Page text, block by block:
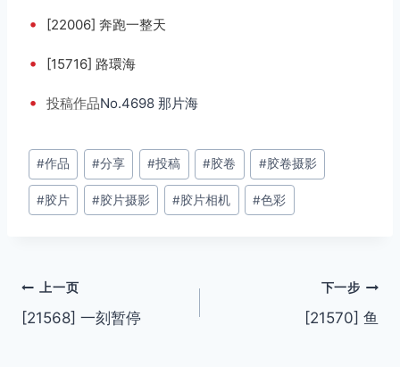
• [22006] 奔跑一整天
• [15716] 路環海
• 投稿作品No.4698 那片海
文
章
标
#作品 #分享 #投稿 #胶卷 #胶卷摄影
#胶片 #胶片摄影 #胶片相机 #色彩
文
章
上一页
[21568] 一刻暂停
下一步
[21570] 鱼